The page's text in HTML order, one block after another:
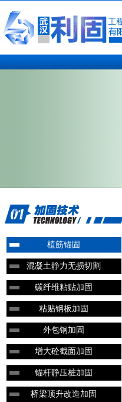
植筋锚固
混凝土静力无损切割
碳纤维粘贴加固
粘贴钢板加固
外包钢加固
增大砼截面加固
锚杆静压桩加固
桥梁顶升改造加固